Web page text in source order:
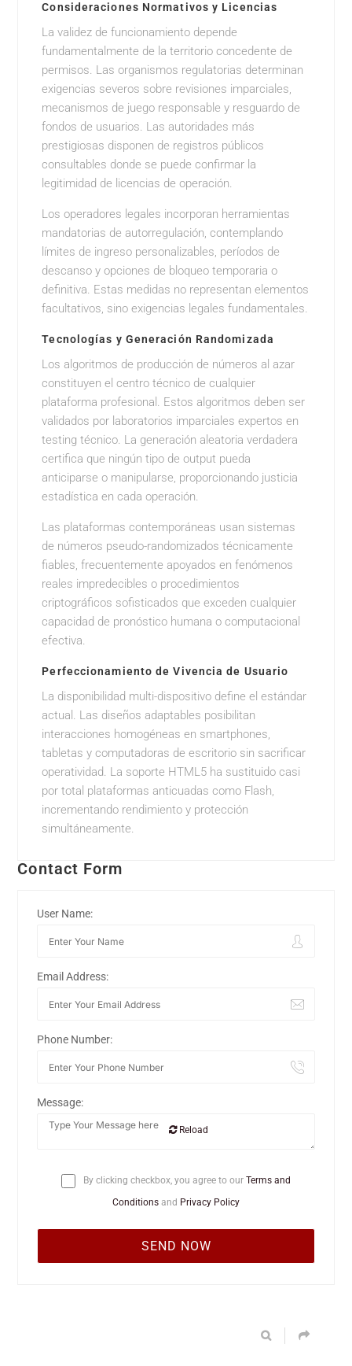
Consideraciones Normativos y Licencias
La validez de funcionamiento depende
fundamentalmente de la territorio concedente de
permisos. Las organismos regulatorias determinan
exigencias severos sobre revisiones imparciales,
mecanismos de juego responsable y resguardo de
fondos de usuarios. Las autoridades más
prestigiosas disponen de registros públicos
consultables donde se puede confirmar la
legitimidad de licencias de operación.
Los operadores legales incorporan herramientas
mandatorias de autorregulación, contemplando
límites de ingreso personalizables, períodos de
descanso y opciones de bloqueo temporaria o
definitiva. Estas medidas no representan elementos
facultativos, sino exigencias legales fundamentales.
Tecnologías y Generación Randomizada
Los algoritmos de producción de números al azar
constituyen el centro técnico de cualquier
plataforma profesional. Estos algoritmos deben ser
validados por laboratorios imparciales expertos en
testing técnico. La generación aleatoria verdadera
certifica que ningún tipo de output pueda
anticiparse o manipularse, proporcionando justicia
estadística en cada operación.
Las plataformas contemporáneas usan sistemas
de números pseudo-randomizados técnicamente
fiables, frecuentemente apoyados en fenómenos
reales impredecibles o procedimientos
criptográficos sofisticados que exceden cualquier
capacidad de pronóstico humana o computacional
efectiva.
Perfeccionamiento de Vivencia de Usuario
La disponibilidad multi-dispositivo define el estándar
actual. Las diseños adaptables posibilitan
interacciones homogéneas en smartphones,
tabletas y computadoras de escritorio sin sacrificar
operatividad. La soporte HTML5 ha sustituido casi
por total plataformas anticuadas como Flash,
incrementando rendimiento y protección
simultáneamente.
Contact Form
User Name:
Email Address:
Phone Number:
Message:
Reload
By clicking checkbox, you agree to our Terms and
Conditions and Privacy Policy